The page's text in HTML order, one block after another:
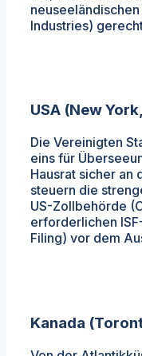
Industries)
USA (New
Die Vereinigten
eins für
Hausrat sicher an
steuern die
US-Zollbehörde
erforderlichen
Filing) vor dem
Kanada